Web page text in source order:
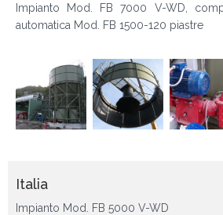
Impianto Mod. FB 7000 V-WD,
automatica Mod. FB 1500-120 piastre
Italia
Impianto Mod. FB 5000 V-WD